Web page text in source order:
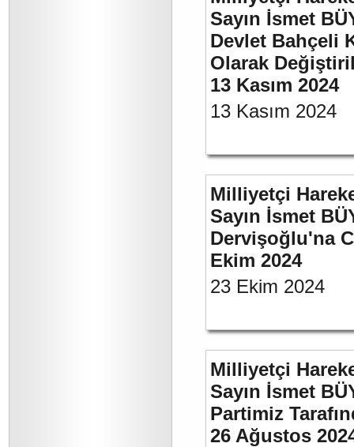
Sayın İsmet
Devlet Bahçeli
Olarak
13 Kasım 2024
13 Kasım 2024
Milliyetçi
Sayın İsmet
Dervişoğlu'na
Ekim 2024
23 Ekim 2024
Milliyetçi
Sayın İsmet
Partimiz
26 Ağustos